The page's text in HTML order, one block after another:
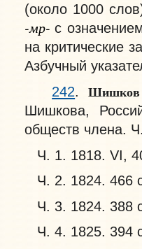
(около 1000
-мр-с
на критические
Азбучный
242.
Шишкова,
обществ члена.
Ч. 1. 1818. VI,
Ч. 2. 1824. 466
Ч. 3. 1824. 388
Ч. 4. 1825. 394